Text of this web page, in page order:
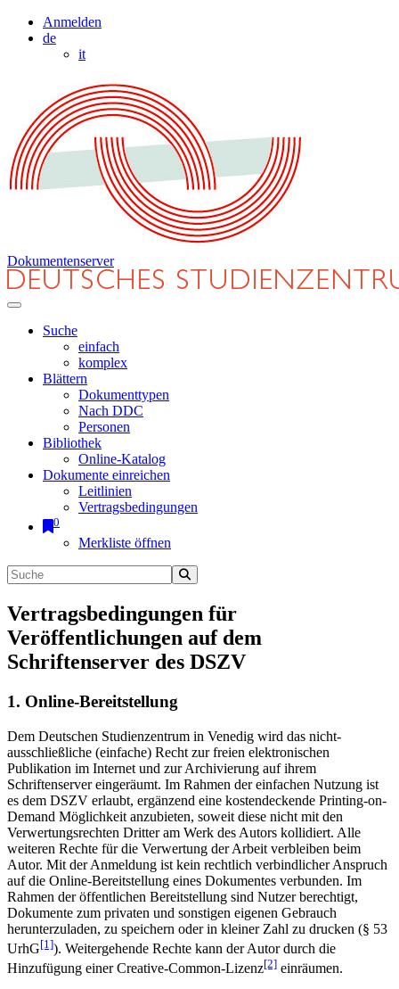
Anmelden
de
it
Dokumentenserver
Suche
einfach
komplex
Blättern
Dokumenttypen
Nach DDC
Personen
Bibliothek
Online-Katalog
Dokumente einreichen
Leitlinien
Vertragsbedingungen
0
Merkliste öffnen
Vertragsbedingungen für
Veröffentlichungen auf dem
Schriftenserver des DSZV
1. Online-Bereitstellung
Dem Deutschen Studienzentrum in Venedig wird das nicht-
ausschließliche (einfache) Recht zur freien elektronischen
Publikation im Internet und zur Archivierung auf ihrem
Schriftenserver eingeräumt. Im Rahmen der einfachen Nutzung ist
es dem DSZV erlaubt, ergänzend eine kostendeckende Printing-on-
Demand Möglichkeit anzubieten, soweit diese nicht mit den
Verwertungsrechten Dritter am Werk des Autors kollidiert. Alle
weiteren Rechte für die Verwertung der Arbeit verbleiben beim
Autor. Mit der Anmeldung ist kein rechtlich verbindlicher Anspruch
auf die Online-Bereitstellung eines Dokumentes verbunden. Im
Rahmen der öffentlichen Bereitstellung sind Nutzer berechtigt,
Dokumente zum privaten und sonstigen eigenen Gebrauch
herunterzuladen, zu speichern oder in kleiner Zahl zu drucken (§ 53
UrhG[1]). Weitergehende Rechte kann der Autor durch die
Hinzufügung einer Creative-Common-Lizenz[2] einräumen.